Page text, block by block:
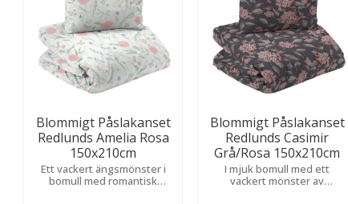
Blommigt Påslakanset
Redlunds Amelia Rosa
150x210cm
Ett vackert ängsmönster i
bomull med romantisk
Blommigt Påslakanset
Redlunds Casimir
Grå/Rosa 150x210cm
I mjuk bomull med ett
vackert mönster av